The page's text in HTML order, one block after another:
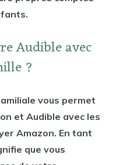
Audible avec
?
vous permet
et Audible avec les
Amazon. En tant
que vous